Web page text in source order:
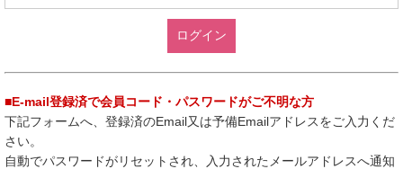
■E-mail登録済で会員コード・パスワードがご不明な方
下記フォームへ、登録済のEmail又は予備Emailアドレスをご入力くだ
さい。
自動でパスワードがリセットされ、入力されたメールアドレスへ通知